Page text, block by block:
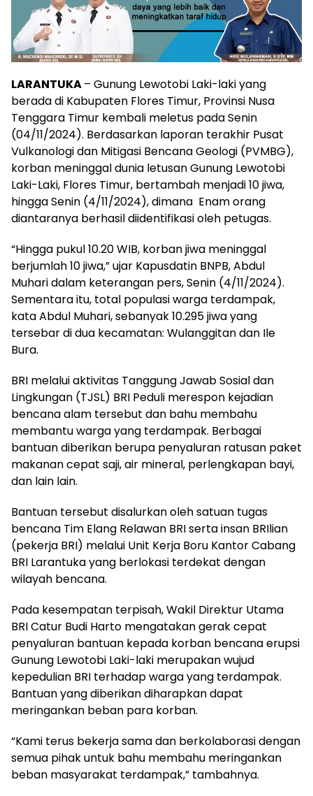
LARANTUKA– Gunung Lewotobi Laki-laki yang
berada di Kabupaten Flores Timur, Provinsi Nusa
Tenggara Timur kembali meletus pada Senin
(04/11/2024). Berdasarkan laporan terakhir Pusat
Vulkanologi dan Mitigasi Bencana Geologi (PVMBG),
korban meninggal dunia letusan Gunung Lewotobi
Laki-Laki, Flores Timur, bertambah menjadi 10 jiwa,
hingga Senin (4/11/2024), dimana Enam orang
diantaranya berhasil diidentifikasi oleh petugas.
“Hingga pukul 10.20 WIB, korban jiwa meninggal
berjumlah 10 jiwa,” ujar Kapusdatin BNPB, Abdul
Muhari dalam keterangan pers, Senin (4/11/2024).
Sementara itu, total populasi warga terdampak,
kata Abdul Muhari, sebanyak 10.295 jiwa yang
tersebar di dua kecamatan: Wulanggitan dan Ile
Bura.
BRI melalui aktivitas Tanggung Jawab Sosial dan
Lingkungan (TJSL) BRI Peduli merespon kejadian
bencana alam tersebut dan bahu membahu
membantu warga yang terdampak. Berbagai
bantuan diberikan berupa penyaluran ratusan paket
makanan cepat saji, air mineral, perlengkapan bayi,
dan lain lain.
Bantuan tersebut disalurkan oleh satuan tugas
bencana Tim Elang Relawan BRI serta insan BRIlian
(pekerja BRI) melalui Unit Kerja Boru Kantor Cabang
BRI Larantuka yang berlokasi terdekat dengan
wilayah bencana.
Pada kesempatan terpisah, Wakil Direktur Utama
BRI Catur Budi Harto mengatakan gerak cepat
penyaluran bantuan kepada korban bencana erupsi
Gunung Lewotobi Laki-laki merupakan wujud
kepedulian BRI terhadap warga yang terdampak.
Bantuan yang diberikan diharapkan dapat
meringankan beban para korban.
“Kami terus bekerja sama dan berkolaborasi dengan
semua pihak untuk bahu membahu meringankan
beban masyarakat terdampak,” tambahnya.